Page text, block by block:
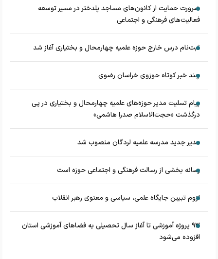
ضرورت حمایت از کانون‌های مساجد پلدختر در مسیر توسعه
فعالیت‌های فرهنگی و اجتماعی
ثبت‌نام درس خارج حوزه علمیه چهارمحال و بختیاری آغاز شد
چند خبر کوتاه حوزوی خراسان رضوی
پیام تسلیت مدیر حوزه‌های علمیه چهارمحال و بختیاری در پی
درگذشت «حجت‌الاسلام صدرا هاشمی»
مدیر جدید مدرسه علمیه لردگان منصوب شد
رسانه بخشی از رسالت فرهنگی و اجتماعی حوزه است
لزوم تبیین جایگاه علمی، سیاسی و معنوی رهبر انقلاب
۹۳ پروژه آموزشی تا آغاز سال تحصیلی به فضاهای آموزشی استان
افزوده می‌شود